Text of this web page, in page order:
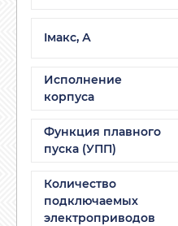
Iмакс, А
Исполнение
корпуса
Функция плавного
пуска (УПП)
Количество
подключаемых
электроприводов